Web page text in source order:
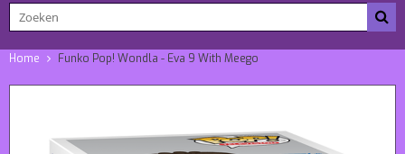
Home Funko Pop! Wondla - Eva 9 With Meego